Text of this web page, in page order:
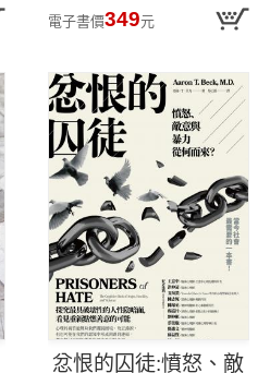
從聯準會政策看收
入、失業率、惡性通
電子書價349元
忿恨的囚徒:憤怒、敵